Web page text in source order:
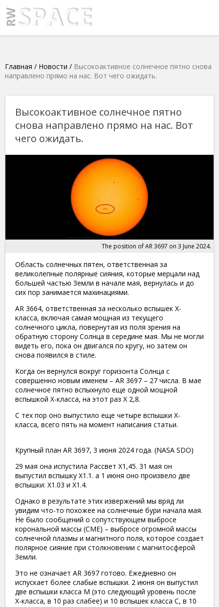
Главная / Новости / Высокоактивное солнечное пятно снова
направлено прямо на нас. Вот чего ожидать.
Высокоактивное солнечное пятно
снова направлено прямо на нас. Вот
чего ожидать.
The position of AR 3697 on 3 June 2024.
Область солнечных пятен, ответственная за
великолепные полярные сияния, которые мерцали над
большей частью Земли в начале мая, вернулась и до
сих пор занимается махинациями.
AR 3664, ответственная за несколько вспышек X-
класса, включая самая мощная из текущего
солнечного цикла, повернутая из поля зрения на
обратную сторону Солнца в середине мая. Мы не могли
видеть его, пока он двигался по кругу, но затем он
снова появился в стиле.
Когда он вернулся вокруг горизонта Солнца с
совершенно новым именем – AR 3697 – 27 числа. В мае
солнечное пятно вспыхнуло еще одной мощной
вспышкой X-класса, на этот раз X 2,8.
С тех пор оно выпустило еще четыре вспышки X-
класса, всего пять на момент написания статьи.
Крупный план AR 3697, 3 июня 2024 года. (NASA SDO)
29 мая она испустила Рассвет X1,45. 31 мая он
выпустил вспышку X1.1. а 1 июня оно произвело две
вспышки: X1.03 и X1.4.
Однако в результате этих извержений мы вряд ли
увидим что-то похожее на солнечные бури начала мая.
Не было сообщений о сопутствующем выбросе
корональной массы (CME) – выбросе огромной массы
солнечной плазмы и магнитного поля, которое создает
полярное сияние при столкновении с магнитосферой
Земли.
Это не означает AR 3697 готово. Ежедневно он
испускает более слабые вспышки. 2 июня он выпустил
две вспышки класса М (это следующий уровень после
X-класса, в 10 раз слабее) и 10 вспышек класса С, в 10